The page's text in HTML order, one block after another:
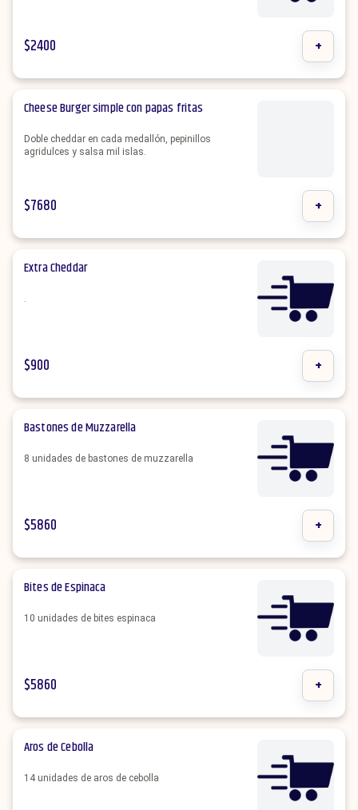
$2400 +
Cheese Burger simple con papas fritas
Doble cheddar en cada medallón, pepinillos
agridulces y salsa mil islas.
$7680 +
Extra Cheddar
.
$900 +
Bastones de Muzzarella
8 unidades de bastones de muzzarella
$5860 +
Bites de Espinaca
10 unidades de bites espinaca
$5860 +
Aros de Cebolla
14 unidades de aros de cebolla